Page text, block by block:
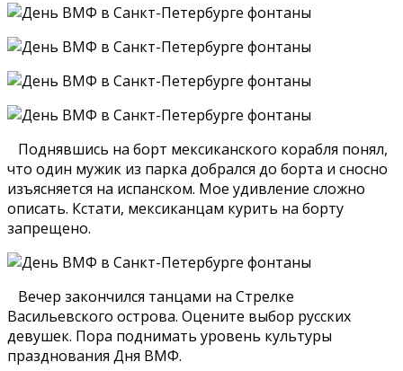
Поднявшись на борт мексиканского корабля понял,
что один мужик из парка добрался до борта и сносно
изъясняется на испанском. Мое удивление сложно
описать. Кстати, мексиканцам курить на борту
запрещено.
Вечер закончился танцами на Стрелке
Васильевского острова. Оцените выбор русских
девушек. Пора поднимать уровень культуры
празднования Дня ВМФ.